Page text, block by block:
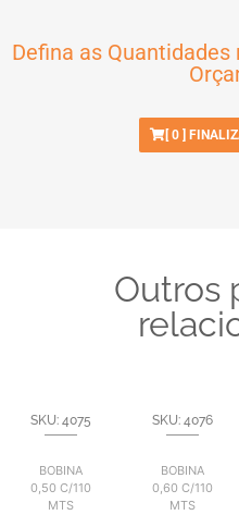
Defina as
[ 0]
Outros
SKU: 4075
BOBINA
0,50 C/110
MTS
SKU: 4076
BOBINA
0,60 C/110
MTS